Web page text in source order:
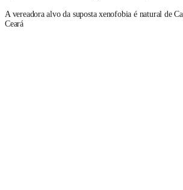
A vereadora alvo da suposta xenofobia é natural de
Ceará